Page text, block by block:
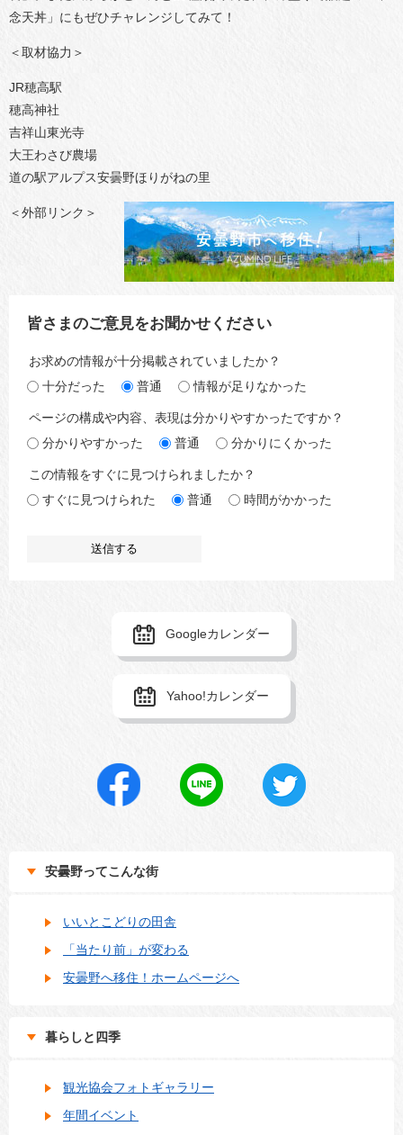
念天丼」にもぜひチャレンジしてみて！
＜取材協力＞
JR穂高駅
穂高神社
吉祥山東光寺
大王わさび農場
道の駅アルプス安曇野ほりがねの里
＜外部リンク＞
皆さまのご意見をお聞かせください
お求めの情報が十分掲載されていましたか？
十分だった
普通 情報が足りなかった
ページの構成や内容、表現は分かりやすかったですか？
分かりやすかった
普通 分かりにくかった
この情報をすぐに見つけられましたか？
すぐに見つけられた
普通 時間がかかった
Googleカレンダー
Yahoo!カレンダー
シ
ェ
ラ
イ
ツ
イ
安曇野ってこんな街
いいとこどりの田舎
「当たり前」が変わる
安曇野へ移住！ホームページへ
暮らしと四季
観光協会フォトギャラリー
年間イベント